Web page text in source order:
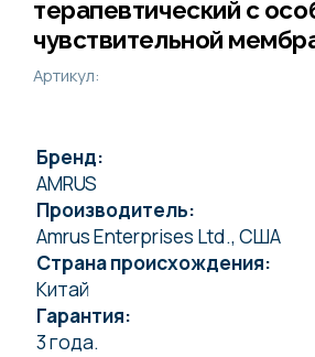
терапевтический с
чувствительной
Артикул:
Бренд:
AMRUS
Производитель:
Amrus Enterprises Ltd., США
Страна происхождения:
Китай
Гарантия:
3 года.